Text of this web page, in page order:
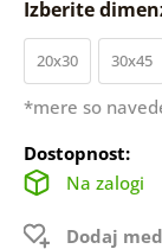
Izberite
20x30 30x45
*mere so
Dostopnost:
Na zalogi
Dodaj